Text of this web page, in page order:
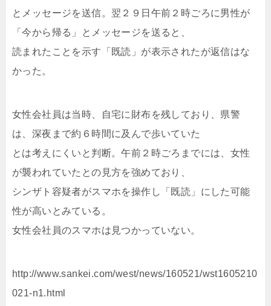
とメッセージを送信。翌２９日午前２時ごろに男性が
「今から帰る」とメッセージを送ると、
読まれたことを示す「既読」が表示されたが返信はな
かった。
女性会社員は当時、自宅に財布を残しており、県警
は、深夜まで約６時間に及んで歩いていた
とは考えにくいと判断。午前２時ごろまでには、女性
が襲われていたとの見方を強めており、
シンザト容疑者がスマホを操作し「既読」にした可能
性が高いとみている。
女性会社員のスマホは見つかっていない。
http://www.sankei.com/west/news/160521/wst1605210
021-n1.html